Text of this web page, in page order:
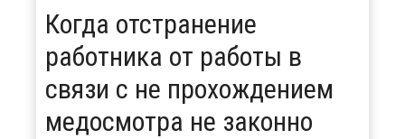
Когда отстранение
работника от работы в
связи с не прохождением
медосмотра не законно